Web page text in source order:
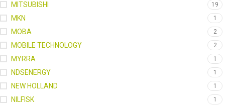
MITSUBISHI 19
MKN 1
MOBA 2
MOBILE TECHNOLOGY 2
MYRRA 1
NDSENERGY 1
NEW HOLLAND 1
NILFISK 1